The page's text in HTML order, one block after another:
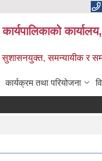
समन्यायीक र
कार्यक्रम तथा परियोजना